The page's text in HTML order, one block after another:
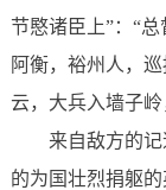
节愍诸臣上”：“
阿衡，裕州人，
云，大兵入墙子岭
来自敌方的
的为国壮烈捐躯的